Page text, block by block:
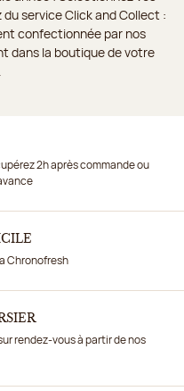
service Click and Collect :
confectionnée par nos
dans la boutique de votre
2h après commande ou
Chronofresh
rendez-vous à partir de nos